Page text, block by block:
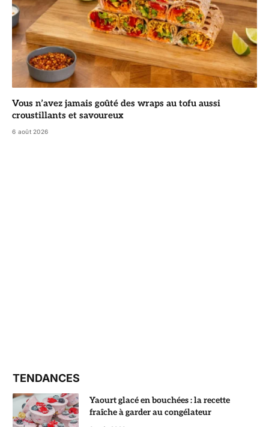
Vous n’avez jamais goûté des wraps au tofu aussi
croustillants et savoureux
6 août 2026
TENDANCES
Yaourt glacé en bouchées : la recette
fraîche à garder au congélateur